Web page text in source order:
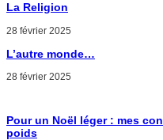
La Religion
28 février 2025
L’autre monde…
28 février 2025
Pour un Noël léger : mes
poids